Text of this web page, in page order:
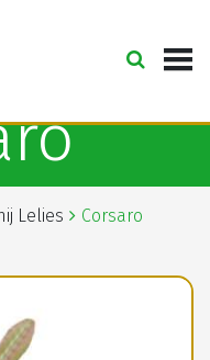
Lelies Corsaro